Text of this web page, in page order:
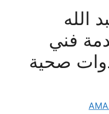
الله
خدمة فني
صحية